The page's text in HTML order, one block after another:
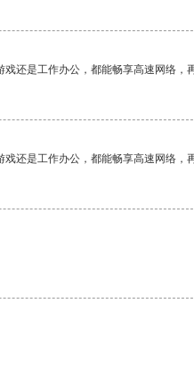
还是工作办公，都能畅享高速网络
还是工作办公，都能畅享高速网络，